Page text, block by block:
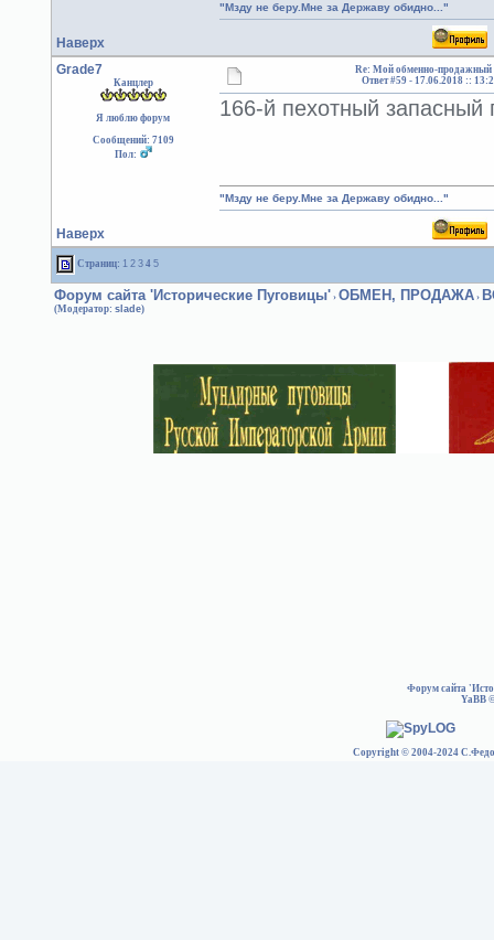
Наверх
"Мзду не беру.Мне за Державу обидно..."
Grade7
Канцлер
Я люблю форум
Сообщений: 7109
Пол:
Re: Мой обменно-продажный
Ответ #59 - 17.06.2018 ::
166-й пехотный запасный
Наверх
"Мзду не беру.Мне за Державу обидно..."
Страниц: 1 2 3 4 5
Форум сайта 'Исторические Пуговицы' › ОБМЕН, ПРОДАЖА ›
(Модератор: slade)
Форум сайта
YaBB
Copyright © 2004-2024